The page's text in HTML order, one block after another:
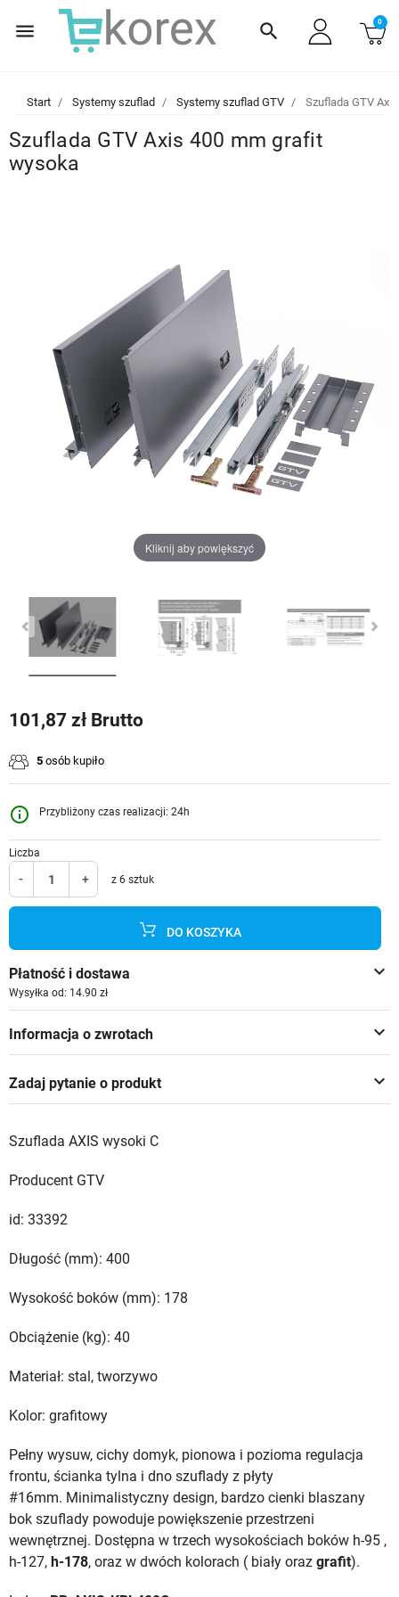
menu search 0
Start Systemy szuflad Systemy szuflad GTV Szuflada GTV
Szuflada GTV Axis 400 mm grafit
wysoka
Kliknij aby powiększyć
101,87 zł Brutto
5 osób kupiło
info_outline Przybliżony czas realizacji: 24h
Liczba
- + z 6 sztuk
DO KOSZYKA
keyboard_arrow_down
Płatność i dostawa
Wysyłka od: 14.90 zł
keyboard_arrow_down
Informacja o zwrotach
keyboard_arrow_down
Zadaj pytanie o produkt
Szuflada AXIS wysoki C
Producent GTV
id: 33392
Długość (mm): 400
Wysokość boków (mm): 178
Obciążenie (kg): 40
Materiał: stal, tworzywo
Kolor: grafitowy
Pełny wysuw, cichy domyk, pionowa i pozioma regulacja
frontu, ścianka tylna i dno szuflady z płyty
#16mm. Minimalistyczny design, bardzo cienki blaszany
bok szuflady powoduje powiększenie przestrzeni
wewnętrznej. Dostępna w trzech wysokościach boków h-95 ,
h-127, h-178, oraz w dwóch kolorach ( biały oraz grafit).